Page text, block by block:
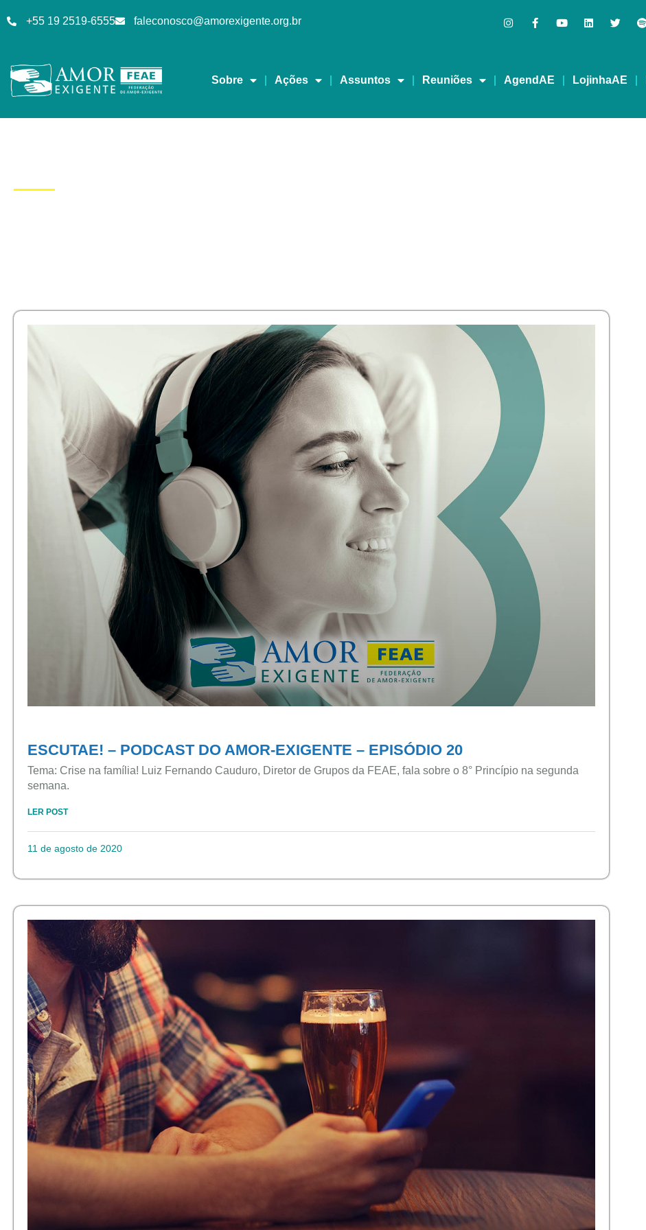
+55 19 2519-6555 faleconosco@amorexigente.org.br
Sobre Ações Assuntos Reuniões AgendAE LojinhaAE
ESCUTAE! – PODCAST DO AMOR-EXIGENTE – EPISÓDIO 20
Tema: Crise na família! Luiz Fernando Cauduro, Diretor de Grupos da FEAE, fala sobre o 8° Princípio na segunda
semana.
LER POST
11 de agosto de 2020